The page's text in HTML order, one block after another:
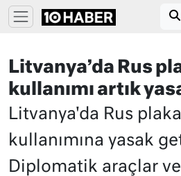
Litvanya’da Rus
kullanımı artık
Litvanya'da Rus
kullanımına yasak
Diplomatik araçlar